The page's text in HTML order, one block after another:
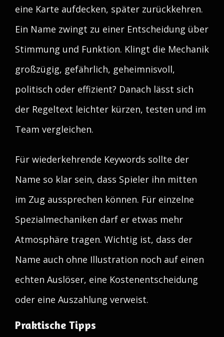
eine Karte aufdecken, später zurückkehren.
Ein Name zwingt zu einer Entscheidung über
Stimmung und Funktion. Klingt die Mechanik
großzügig, gefährlich, geheimnisvoll,
politisch oder effizient? Danach lässt sich
der Regeltext leichter kürzen, testen und im
Team vergleichen.
Für wiederkehrende Keywords sollte der
Name so klar sein, dass Spieler ihn mitten
im Zug aussprechen können. Für einzelne
Spezialmechaniken darf er etwas mehr
Atmosphäre tragen. Wichtig ist, dass der
Name auch ohne Illustration noch auf einen
echten Auslöser, eine Kostenentscheidung
oder eine Auszahlung verweist.
Praktische Tipps